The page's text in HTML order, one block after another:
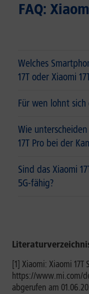
FAQ:
Welches
17T oder Xiaomi
Für wen lohnt sich
Wie
17T Pro bei der
Sind das Xiaomi
5G-fähig?
[1] Xiaomi: Xiaomi
https://www.mi.com/
abgerufen am